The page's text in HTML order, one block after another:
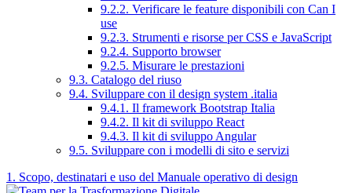
9.2.2. Verificare le feature disponibili con Can I
use
9.2.3. Strumenti e risorse per CSS e JavaScript
9.2.4. Supporto browser
9.2.5. Misurare le prestazioni
9.3. Catalogo del riuso
9.4. Sviluppare con il design system .italia
9.4.1. Il framework Bootstrap Italia
9.4.2. Il kit di sviluppo React
9.4.3. Il kit di sviluppo Angular
9.5. Sviluppare con i modelli di sito e servizi
1. Scopo, destinatari e uso del Manuale operativo di design